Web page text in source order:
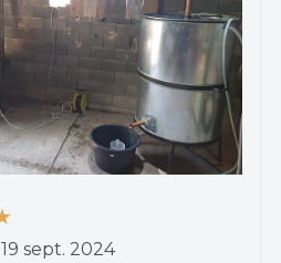
19 sept. 2024